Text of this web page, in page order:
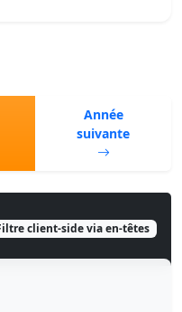
Année
suivante
client-side via en-têtes